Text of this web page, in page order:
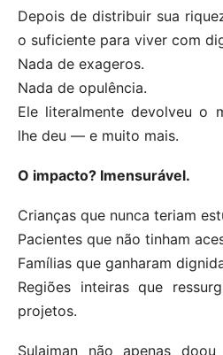
Depois de distribuir sua
o suficiente para viver com
Nada de exageros.
Nada de opulência.
Ele literalmente devolveu o
lhe deu — e muito mais.
O impacto? Imensurável.
Crianças que nunca teriam
Pacientes que não tinham
Famílias que ganharam
Regiões inteiras que
projetos.
Sulaiman não apenas